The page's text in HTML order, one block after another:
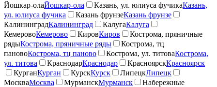
Йошкар-олаЙошкар-ола Казань, ул. юлиуса фучикаКазань,
ул. юлиуса фучика
Казань фрунзеКазань фрунзе
КалининградКалининград КалугаКалуга
КемеровоКемерово КировКиров
Кострома, пряничные
рядыКострома, пряничные ряды
Кострома, тц
пановоКострома, тц паново Кострома, ул. титоваКострома,
ул. титова
КраснодарКраснодар КрасноярскКрасноярск
КурганКурган КурскКурск ЛипецкЛипецк
МоскваМосква МурманскМурманск
Набережные